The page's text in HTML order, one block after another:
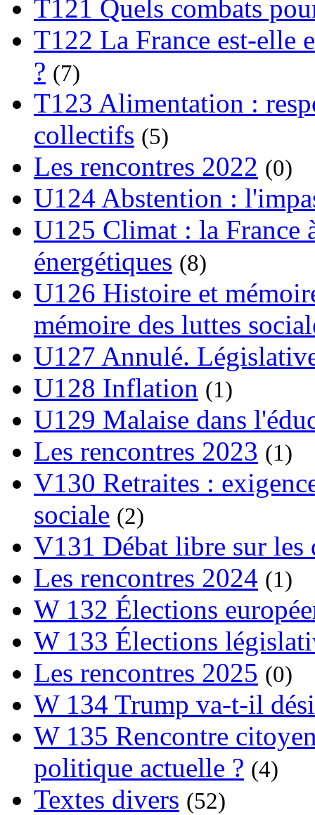
T121 Quels combats
T122 La France est-elle
? (7)
T123 Alimentation :
collectifs (5)
Les rencontres 2022 (0)
U124 Abstention :
U125 Climat : la France
énergétiques (8)
U126 Histoire et
mémoire des luttes
U127 Annulé.
U128 Inflation (1)
U129 Malaise dans
Les rencontres 2023 (1)
V130 Retraites :
sociale (2)
V131 Débat libre sur les
Les rencontres 2024 (1)
W 132 Élections
W 133 Élections
Les rencontres 2025 (0)
W 134 Trump va-t-il
W 135 Rencontre
politique actuelle ? (4)
Textes divers (52)